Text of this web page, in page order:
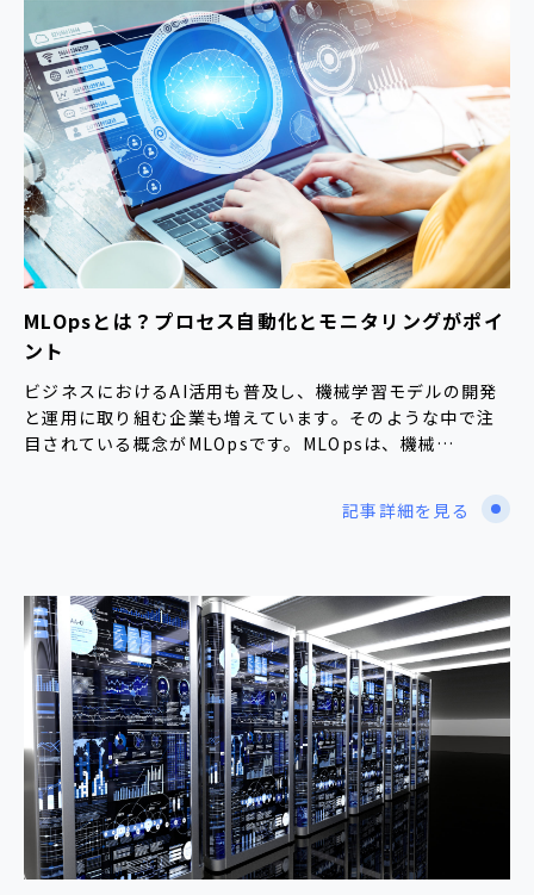
MLOpsとは？プロセス自動化とモニタリングがポイ
ント
ビジネスにおけるAI活用も普及し、機械学習モデルの開発
と運用に取り組む企業も増えています。そのような中で注
目されている概念がMLOpsです。MLOpsは、機械…
記事詳細を見る